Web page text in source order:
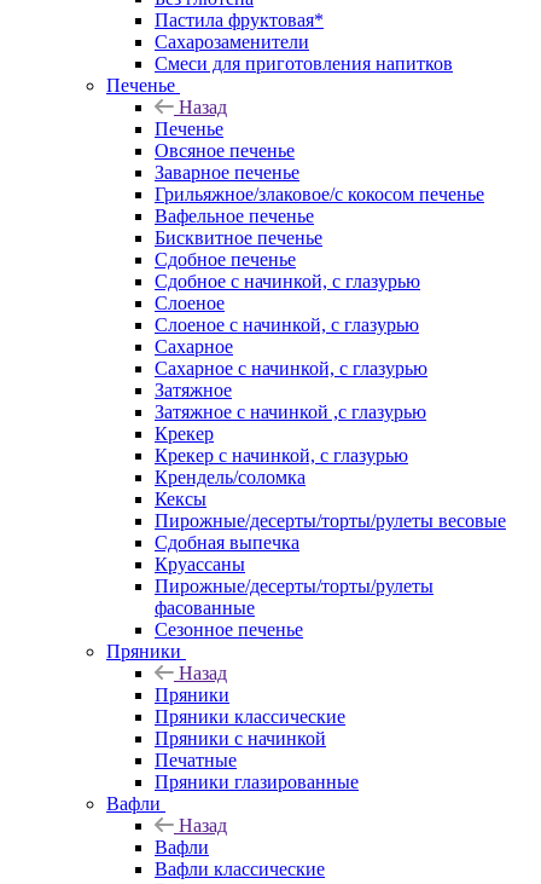
Пастила фруктовая*
Сахарозаменители
Смеси для приготовления напитков
Печенье
Назад
Печенье
Овсяное печенье
Заварное печенье
Грильяжное/злаковое/с кокосом печенье
Вафельное печенье
Бисквитное печенье
Сдобное печенье
Сдобное с начинкой, с глазурью
Слоеное
Слоеное с начинкой, с глазурью
Сахарное
Сахарное с начинкой, с глазурью
Затяжное
Затяжное с начинкой ,с глазурью
Крекер
Крекер с начинкой, с глазурью
Крендель/соломка
Кексы
Пирожные/десерты/торты/рулеты весовые
Сдобная выпечка
Круассаны
Пирожные/десерты/торты/рулеты
фасованные
Сезонное печенье
Пряники
Назад
Пряники
Пряники классические
Пряники с начинкой
Печатные
Пряники глазированные
Вафли
Назад
Вафли
Вафли классические